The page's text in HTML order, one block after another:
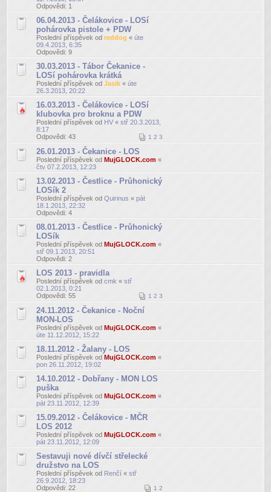
Odpovědi: 1
06.04.2013 - Čelákovice - LOSí
pohárovka pistole + PDW
Poslední příspěvek od reddog « úte
09.4.2013, 6:35
Odpovědi: 9
30.03.2013 - Tábor Čekanice -
LOSí pohárovka krátká
Poslední příspěvek od Jasik « úte
26.3.2013, 20:22
16.03.2013 - Čelákovice - LOSí
klubovka pro broknu a PDW
Poslední příspěvek od HV « stř 20.3.2013,
8:17
Odpovědi: 43 1 2 3
26.01.2013 - Čekanice - LOS
Poslední příspěvek od MujGLOCK.com «
čtv 07.2.2013, 12:23
13.02.2013 - Čestlice - Průhonický
LOSík 2
Poslední příspěvek od Quirinus « pát
18.1.2013, 22:32
Odpovědi: 4
08.01.2013 - Čestlice - Průhonický
LOSík
Poslední příspěvek od MujGLOCK.com «
stř 09.1.2013, 20:51
Odpovědi: 2
LOS 2013 - pravidla
Poslední příspěvek od cmk « stř
02.1.2013, 0:21
Odpovědi: 55 1 2 3
24.11.2012 - Čekanice - Noční
MON-LOS
Poslední příspěvek od MujGLOCK.com «
úte 11.12.2012, 15:22
18.11.2012 - Žalany - LOS
Poslední příspěvek od MujGLOCK.com «
pon 26.11.2012, 19:02
14.10.2012 - Dobřany - MON LOS
puška
Poslední příspěvek od MujGLOCK.com «
pát 23.11.2012, 12:39
15.09.2012 - Čelákovice - MČR
LOS 2012
Poslední příspěvek od MujGLOCK.com «
pát 23.11.2012, 12:09
Sestavuji nové dívčí střelecké
družstvo na LOS
Poslední příspěvek od Renčí « stř
26.9.2012, 18:23
Odpovědi: 22 1 2